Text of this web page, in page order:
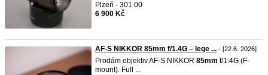
Plzeň - 301 00
6 900 Kč
AF-S NIKKOR 85mm f/1.4G – lege ... - [22.6. 2026]
Prodám objektiv AF-S NIKKOR 85mm f/1.4G (F-
mount). Full ...